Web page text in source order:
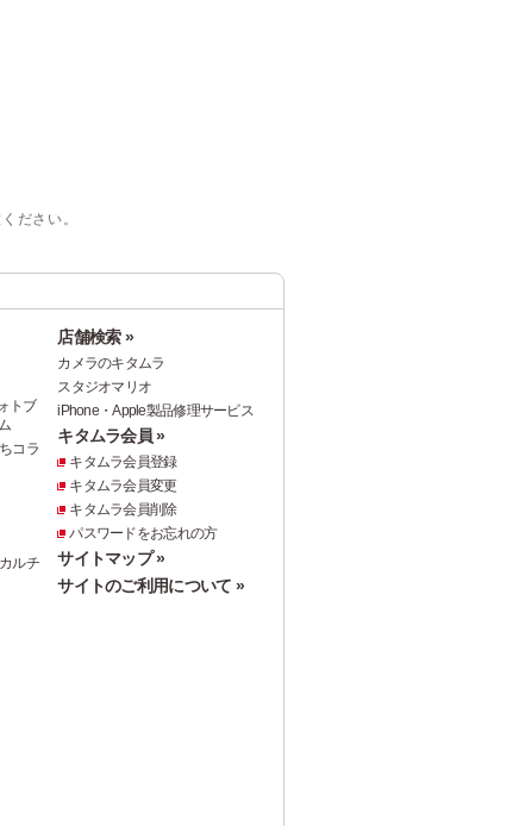
ださい。
トブ
コラ
ルチ
店舗検索 »
カメラのキタムラ
スタジオマリオ
iPhone・Apple製品修理サービス
キタムラ会員 »
キタムラ会員登録
キタムラ会員変更
キタムラ会員削除
パスワードをお忘れの方
サイトマップ »
サイトのご利用について »